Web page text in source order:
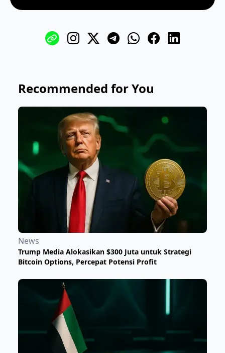
Recommended for You
News
Trump Media Alokasikan $300 Juta untuk Strategi
Bitcoin Options, Percepat Potensi Profit